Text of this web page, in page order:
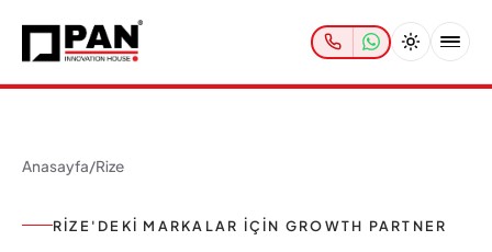
Anasayfa/Rize
RIZE'DEKI MARKALAR IÇIN GROWTH PARTNER